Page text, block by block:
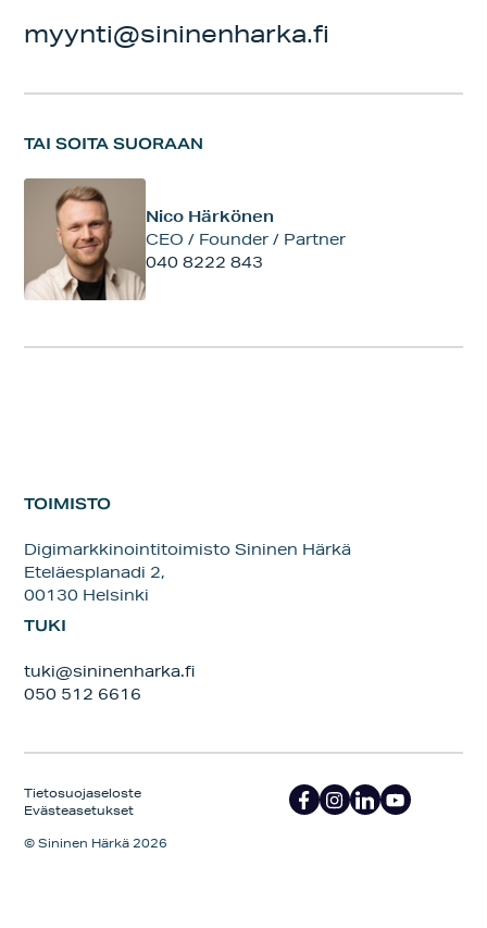
myynti@sininenharka.fi
TAI SOITA SUORAAN
Nico Härkönen
CEO / Founder / Partner
040 8222 843
TOIMISTO
Digimarkkinointitoimisto Sininen Härkä
Eteläesplanadi 2,
00130 Helsinki
TUKI
tuki@sininenharka.fi
050 512 6616
Tietosuojaseloste
Evästeasetukset
© Sininen Härkä 2026